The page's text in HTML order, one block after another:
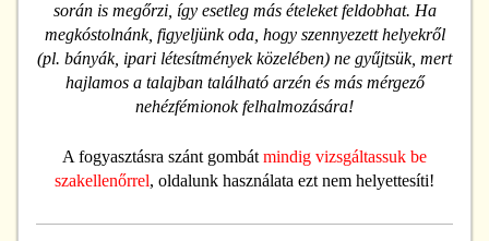
során is megőrzi, így esetleg más ételeket feldobhat. Ha
megkóstolnánk, figyeljünk oda, hogy szennyezett helyekről
(pl. bányák, ipari létesítmények közelében) ne gyűjtsük, mert
hajlamos a talajban található arzén és más mérgező
nehézfémionok felhalmozására!
A fogyasztásra szánt gombát mindig vizsgáltassuk be
szakellenőrrel, oldalunk használata ezt nem helyettesíti!